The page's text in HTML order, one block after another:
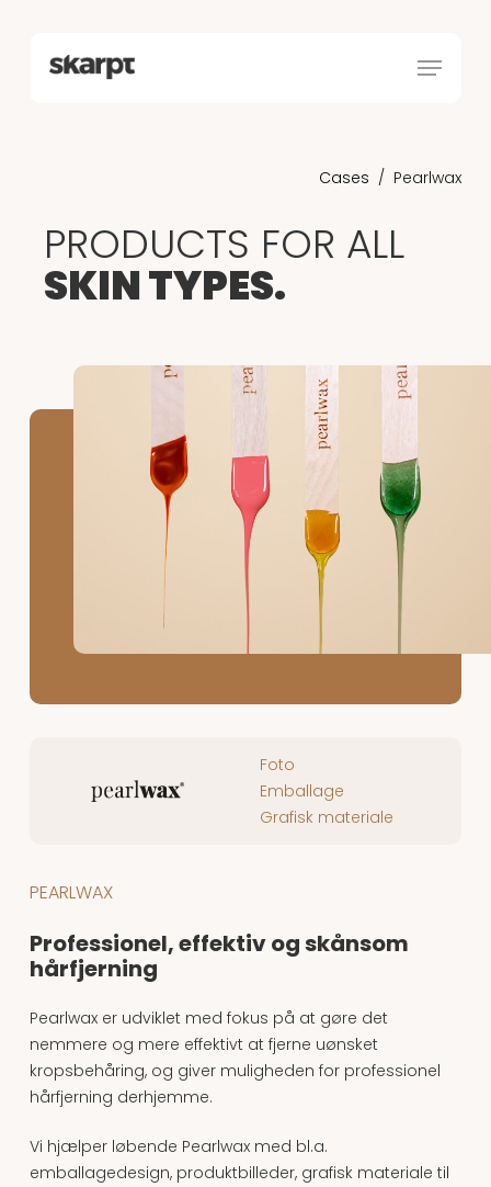
Menu
Cases / Pearlwax
PRODUCTS FOR ALL
SKIN TYPES.
Foto
Emballage
Grafisk materiale
PEARLWAX
Professionel, effektiv og skånsom
hårfjerning
Pearlwax er udviklet med fokus på at gøre det
nemmere og mere effektivt at fjerne uønsket
kropsbehåring, og giver muligheden for professionel
hårfjerning derhjemme.
Vi hjælper løbende Pearlwax med bl.a.
emballagedesign, produktbilleder, grafisk materiale til